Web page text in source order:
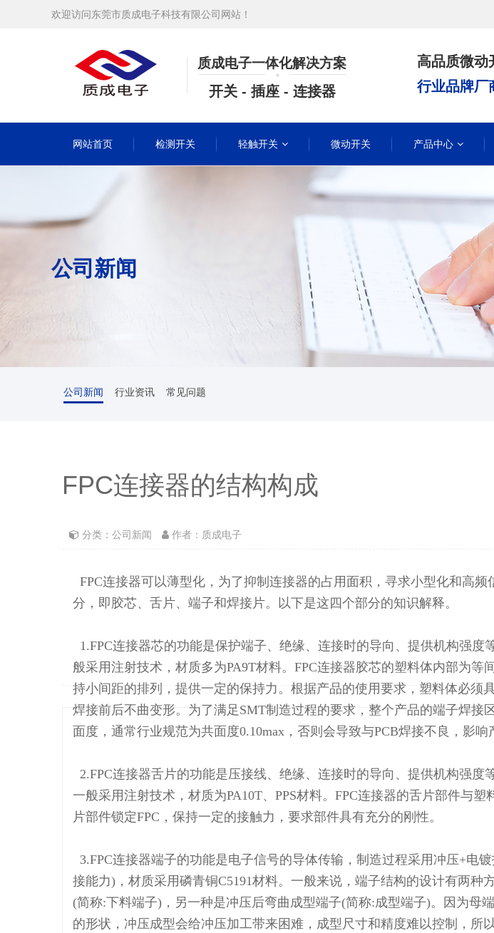
欢迎访问东莞市质成电子科技有限公司网站！
质成电子一体化解决方案
开关 - 插座 - 连接器
高品质微动
行业品牌厂
网站首页 检测开关 轻触开关 微动开关 产品中心
公司新闻
公司新闻 行业资讯 常见问题
FPC连接器的结构构成
分类：公司新闻 作者：质成电子
FPC连接器可以薄型化，为了抑制连接器的占用面积，寻求小型化和高
分，即胶芯、舌片、端子和焊接片。以下是这四个部分的知识解释。
1.FPC连接器芯的功能是保护端子、绝缘、连接时的导向、提供机构强度
般采用注射技术，材质多为PA9T材料。FPC连接器胶芯的塑料体内部为等
持小间距的排列，提供一定的保持力。根据产品的使用要求，塑料体必须
焊接前后不曲变形。为了满足SMT制造过程的要求，整个产品的端子焊接
面度，通常行业规范为共面度0.10max，否则会导致与PCB焊接不良，影响
2.FPC连接器舌片的功能是压接线、绝缘、连接时的导向、提供机构强度
一般采用注射技术，材质为PA10T、PPS材料。FPC连接器的舌片部件与
片部件锁定FPC，保持一定的接触力，要求部件具有充分的刚性。
3.FPC连接器端子的功能是电子信号的导体传输，制造过程采用冲压+电
接能力)，材质采用磷青铜C5191材料。一般来说，端子结构的设计有两种
(简称:下料端子)，另一种是冲压后弯曲成型端子(简称:成型端子)。因为母
的形状，冲压成型会给冲压加工带来困难，成型尺寸和精度难以控制，所